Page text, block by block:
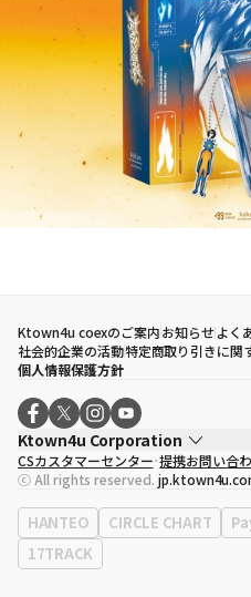
Ktown4u coexのご案内お知らせよく
社会的企業の活動特定商取り引きに関
個人情報保護方針
Ktown4u Corporation
代表取締役
ソン・ヒョミン
事業者登録番号120-87-71116
eContext
0120-23-7523
事務所住所
ソウル特別市江南区永
CSカスタマーセンター 提携お問い合
ⓒ All rights reserved.
HANTEO CIRCLE CHART
17TRACK